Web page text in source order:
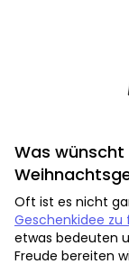
Was wünscht
Oft ist es nicht
Geschenkidee zu
etwas bedeuten
Freude bereiten